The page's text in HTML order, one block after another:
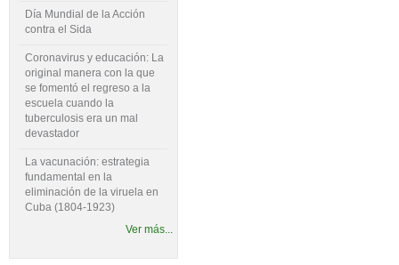
Día Mundial de la Acción
contra el Sida
Coronavirus y educación: La
original manera con la que
se fomentó el regreso a la
escuela cuando la
tuberculosis era un mal
devastador
La vacunación: estrategia
fundamental en la
eliminación de la viruela en
Cuba (1804-‍1923)
Ver más...